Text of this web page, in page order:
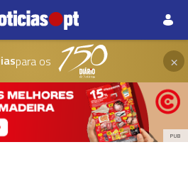
para os ×
PUB